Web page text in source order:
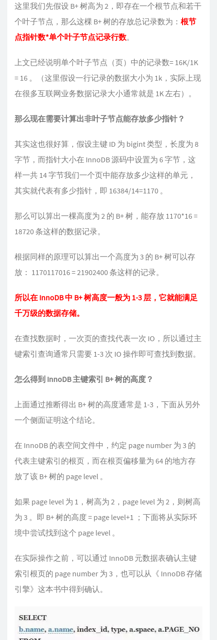
这里我们先假设 B+ 树高为 2，即存在一个根节点和若干
个叶子节点，那么这棵 B+ 树的存放总记录数为： 根节
点指针数*单个叶子节点记录行数。
上文已经说明单个叶子节点（页）中的记录数= 16K/1K
= 16 。（这里假设一行记录的数据大小为 1k，实际上现
在很多互联网业务数据记录大小通常就是 1K 左右）。
那么现在需要计算出非叶子节点能存放多少指针？
其实这也很好算，假设主键 ID 为 bigint 类型，长度为 8
字节，而指针大小在 InnoDB 源码中设置为 6 字节，这
样一共 14 字节我们一个页中能存放多少这样的单元，
其实就代表有多少指针，即 16384/14=1170 。
那么可以算出一棵高度为 2 的 B+ 树，能存放 1170*16 =
18720 条这样的数据记录。
根据同样的原理可以算出一个高度为 3 的 B+ 树可以存
放： 1170117016 = 21902400 条这样的记录。
所以在 InnoDB 中 B+ 树高度一般为 1-3 层，它就能满足
千万级的数据存储。
在查找数据时，一次页的查找代表一次 IO，所以通过主
键索引查询通常只需要 1-3 次 IO 操作即可查找到数据。
怎么得到 InnoDB 主键索引 B+ 树的高度？
上面通过推断得出 B+ 树的高度通常是 1-3，下面从另外
一个侧面证明这个结论。
在 InnoDB 的表空间文件中，约定 page number 为 3 的
代表主键索引的根页，而在根页偏移量为 64 的地方存
放了该 B+ 树的 page level 。
如果 page level 为 1，树高为 2，page level 为 2，则树高
为 3 。即 B+ 树的高度 = page level+1 ；下面将从实际环
境中尝试找到这个 page level 。
在实际操作之前，可以通过 InnoDB 元数据表确认主键
索引根页的 page number 为 3，也可以从《 InnoDB 存储
引擎》这本书中得到确认。